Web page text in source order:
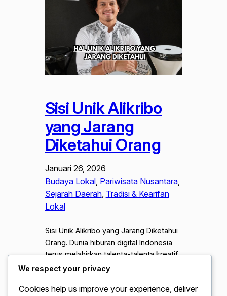
Sisi Unik Alikribo
yang Jarang
Diketahui Orang
Januari 26, 2026
Budaya Lokal, Pariwisata Nusantara
Sejarah Daerah, Tradisi & Kearifan
Lokal
Sisi Unik Alikribo yang Jarang Diketahui
Orang. Dunia hiburan digital Indonesia
terus melahirkan talenta-talenta kreatif
dengan karakteristik yang sangat
mencuri perhatian publik secara
We respect your privacy
Cookies help us improve your experience, deliver